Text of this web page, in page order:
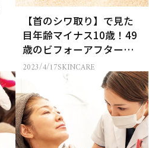
【首のシワ取り】で見た
目年齢マイナス10歳！49
歳のビフォーアフターで
治療の効果公開！
2023/4/17SKINCARE